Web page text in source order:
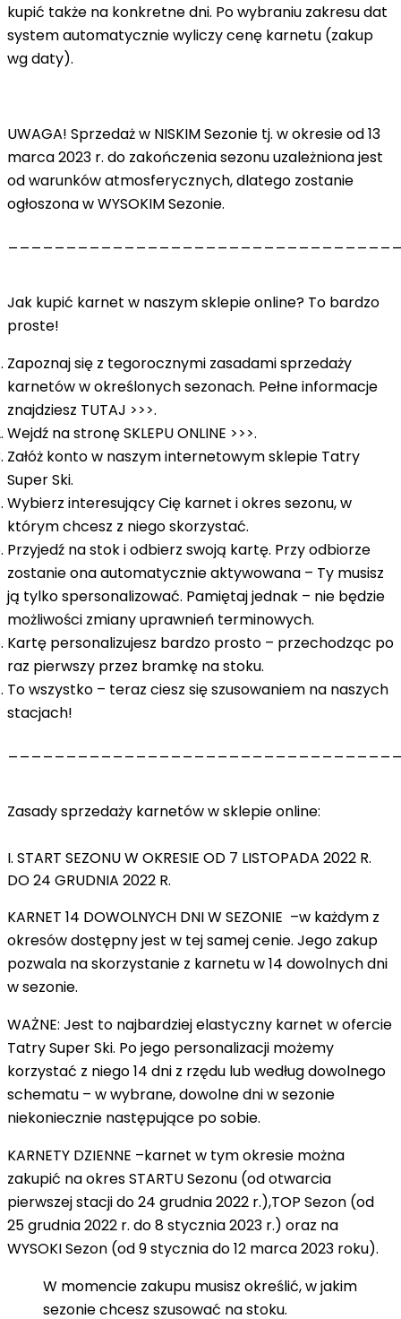
kupić także na konkretne dni. Po wybraniu zakresu dat
system automatycznie wyliczy cenę karnetu (zakup
wg daty).
UWAGA! Sprzedaż w NISKIM Sezonie tj. w okresie od 13
marca 2023 r. do zakończenia sezonu uzależniona jest
od warunków atmosferycznych, dlatego zostanie
ogłoszona w WYSOKIM Sezonie.
Jak kupić karnet w naszym sklepie online? To bardzo
proste!
Zapoznaj się z tegorocznymi zasadami sprzedaży
karnetów w określonych sezonach. Pełne informacje
znajdziesz TUTAJ >>>.
Wejdź na stronęSKLEPU ONLINE >>>.
Załóż konto w naszym internetowym sklepie Tatry
Super Ski.
Wybierz interesujący Cię karnet i okres sezonu, w
którym chcesz z niego skorzystać.
Przyjedź na stok i odbierz swoją kartę. Przy odbiorze
zostanie ona automatycznie aktywowana – Ty musisz
ją tylko spersonalizować. Pamiętaj jednak – nie będzie
możliwości zmiany uprawnień terminowych.
Kartę personalizujesz bardzo prosto – przechodząc po
raz pierwszy przez bramkę na stoku.
To wszystko – teraz ciesz się szusowaniem na naszych
stacjach!
Zasady sprzedaży karnetów w sklepie online:
I. START SEZONU W OKRESIE OD 7 LISTOPADA 2022 R.
DO 24 GRUDNIA 2022 R.
KARNET 14 DOWOLNYCH DNI W SEZONIE –w każdym z
okresów dostępny jest w tej samej cenie. Jego zakup
pozwala na skorzystanie z karnetu w 14 dowolnych dni
w sezonie.
WAŻNE: Jest to najbardziej elastyczny karnet w ofercie
Tatry Super Ski. Po jego personalizacji możemy
korzystać z niego 14 dni z rzędu lub według dowolnego
schematu – w wybrane, dowolne dni w sezonie
niekoniecznie następujące po sobie.
KARNETY DZIENNE –karnet w tym okresie można
zakupić na okresSTARTU Sezonu (od otwarcia
pierwszej stacji do 24 grudnia 2022 r.),TOP Sezon (od
25 grudnia 2022 r. do 8 stycznia 2023 r.) oraz na
WYSOKI Sezon (od 9 stycznia do 12 marca 2023 roku).
W momencie zakupu musisz określić, w jakim
sezonie chcesz szusować na stoku.